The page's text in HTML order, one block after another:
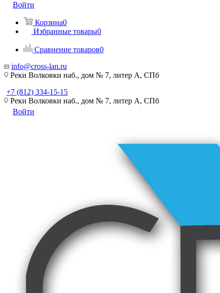
Войти
Корзина0
Избранные товары0
Сравнение товаров0
info@cross-lan.ru
Реки Волковки наб., дом № 7, литер А, СПб
+7 (812) 334-15-15
Реки Волковки наб., дом № 7, литер А, СПб
Войти